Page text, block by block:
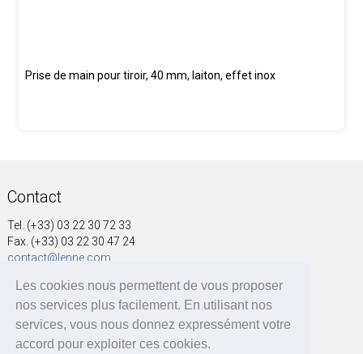
Les cookies nous permettent de vous proposer
nos services plus facilement. En utilisant nos
services, vous nous donnez expressément votre
accord pour exploiter ces cookies.
Prise de main pour tiroir, 40 mm, laiton, effet inox
Contact
Tel. (+33) 03 22 30 72 33
Fax. (+33) 03 22 30 47 24
contact@lenne.com
Adresse
SOCIÉTÉ NOUVELLE A&G LENNE
41, rue Voltaire